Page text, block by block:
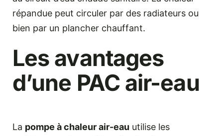
répandue peut circuler par des radiateurs ou
bien par un plancher chauffant.
Les avantages
d’une PAC air-eau
La pompe à chaleur air-eau utilise les